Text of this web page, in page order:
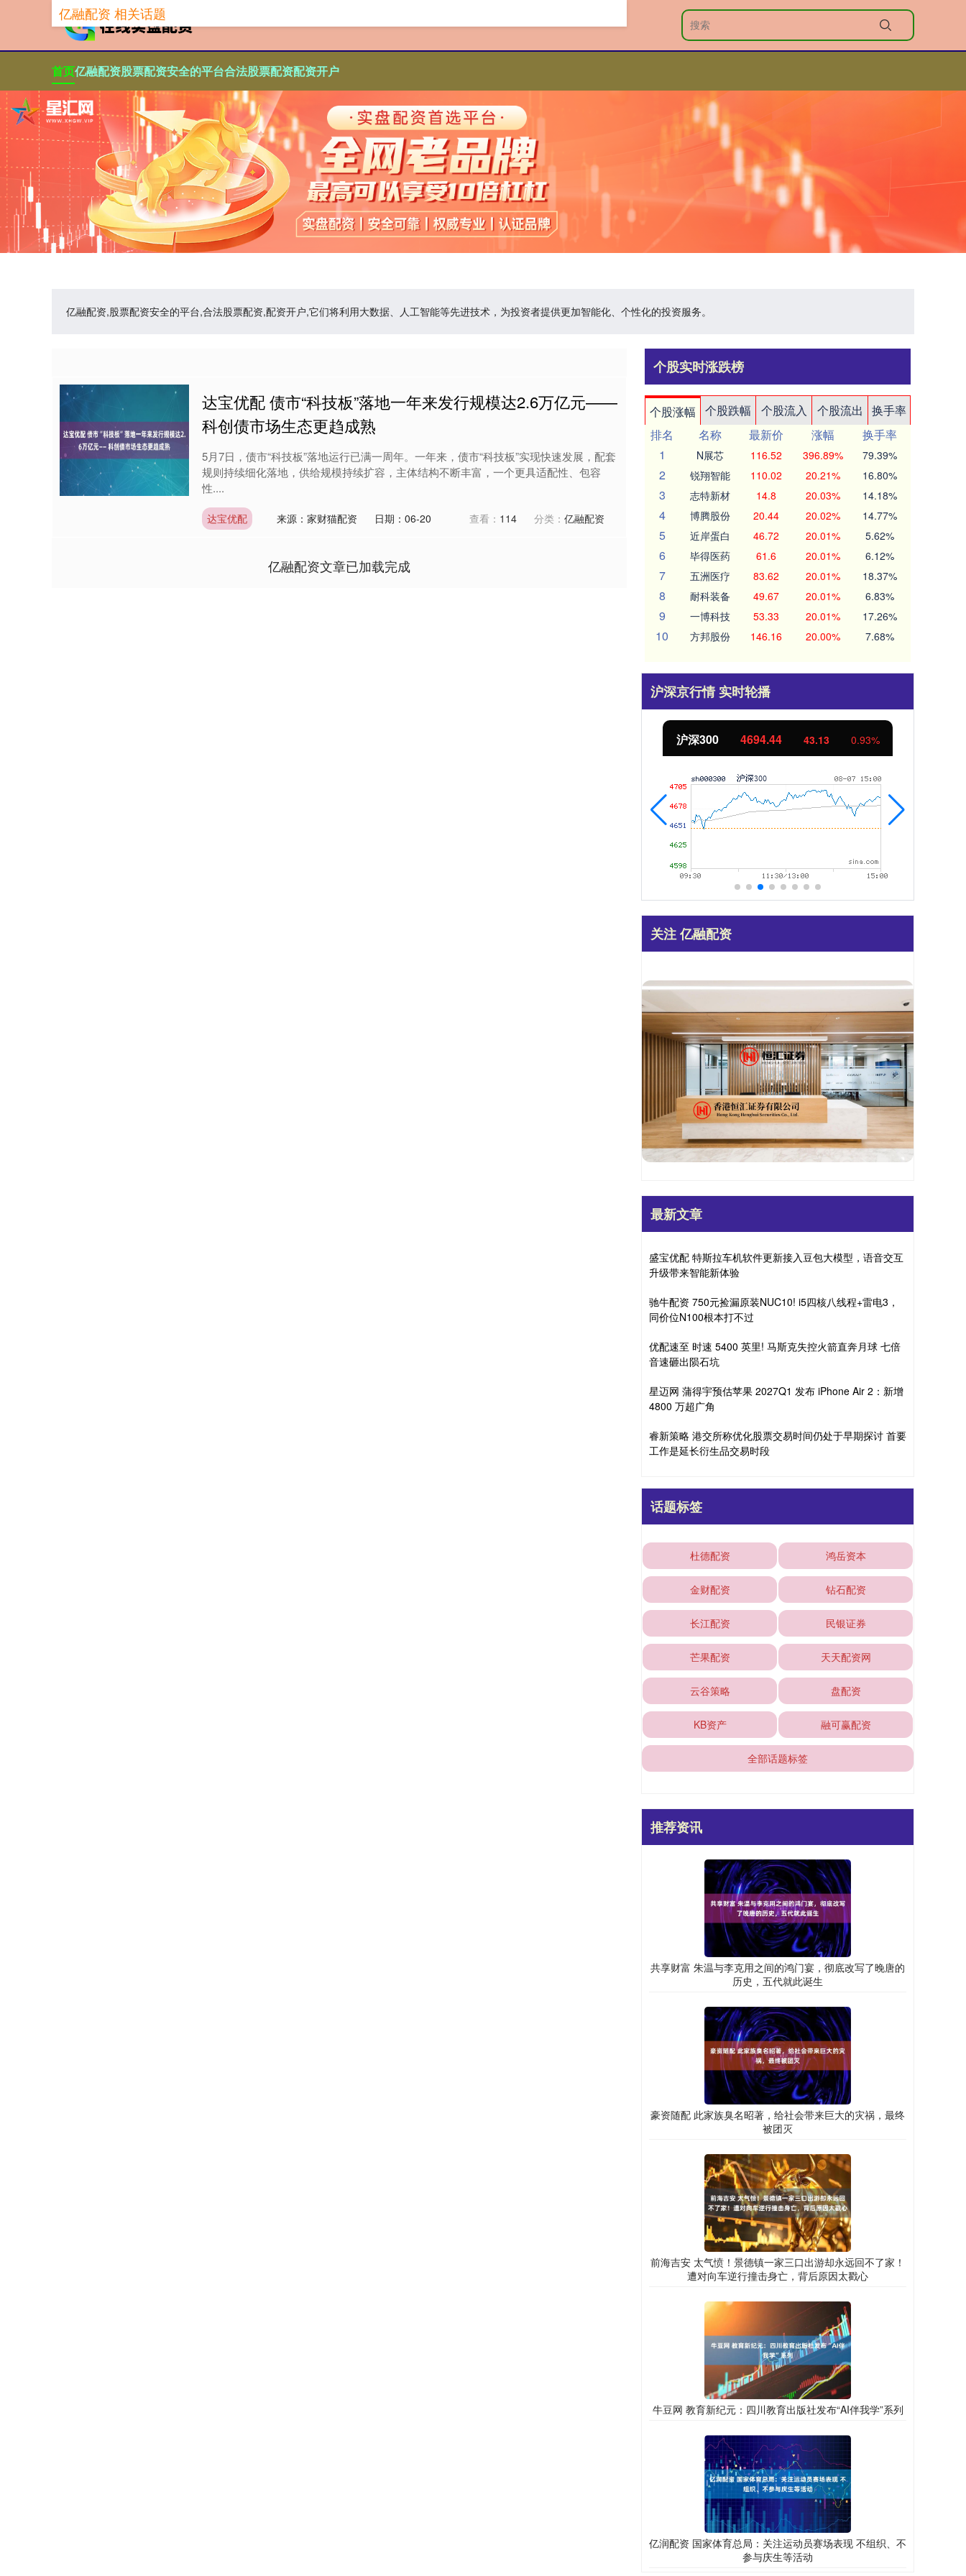
首页亿融配资股票配资安全的平台合法股票配资配资开户
亿融配资,股票配资安全的平台,合法股票配资,配资开户,它们将利用大数据、人工智能等先进技术，为投资者提供更加智能化、个性化的投资服务。
亿融配资 相关话题
达宝优配 债市“科技板”落地一年来发行规模达2.6万亿元——
科创债市场生态更趋成熟
5月7日，债市“科技板”落地运行已满一周年。一年来，债市“科技板”实现快速发展，配套
规则持续细化落地，供给规模持续扩容，主体结构不断丰富，一个更具适配性、包容
性....
达宝优配 来源：家财猫配资 日期：06-20 查看： 114 分类： 亿融配资
亿融配资文章已加载完成
个股实时涨跌榜
个股涨幅 个股跌幅 个股流入 个股流出
换手率
排名
名称 最新价 涨幅
换手率
1
N展芯 116.52 396.89% 79.39%
2 锐翔智能 110.02 20.21% 16.80%
3 志特新材 14.8 20.03% 14.18%
4 博腾股份 20.44 20.02% 14.77%
5 近岸蛋白 46.72 20.01% 5.62%
6 毕得医药 61.6 20.01% 6.12%
7 五洲医疗 83.62 20.01% 18.37%
8 耐科装备 49.67 20.01% 6.83%
9 一博科技 53.33 20.01% 17.26%
10 方邦股份 146.16 20.00% 7.68%
沪深京行情 实时轮播
北证50 1134.24 11.37 1.01%
关注 亿融配资
最新文章
盛宝优配 特斯拉车机软件更新接入豆包大模型，语音交互
升级带来智能新体验
驰牛配资 750元捡漏原装NUC10! i5四核八线程+雷电3，
同价位N100根本打不过
优配速至 时速 5400 英里! 马斯克失控火箭直奔月球 七倍
音速砸出陨石坑
星迈网 蒲得宇预估苹果 2027Q1 发布 iPhone Air 2：新增
4800 万超广角
睿新策略 港交所称优化股票交易时间仍处于早期探讨 首要
工作是延长衍生品交易时段
话题标签
杜德配资 鸿岳资本
金财配资 钻石配资
长江配资 民银证券
芒果配资 天天配资网
云谷策略 盘配资
KB资产 融可赢配资
全部话题标签
推荐资讯
共享财富 朱温与李克用之间的鸿门宴，彻底改写了晚唐的
历史，五代就此诞生
豪资随配 此家族臭名昭著，给社会带来巨大的灾祸，最终
被团灭
前海吉安 太气愤！景德镇一家三口出游却永远回不了家！
遭对向车逆行撞击身亡，背后原因太戳心
牛豆网 教育新纪元：四川教育出版社发布“AI伴我学”系列
亿润配资 国家体育总局：关注运动员赛场表现 不组织、不
参与庆生等活动